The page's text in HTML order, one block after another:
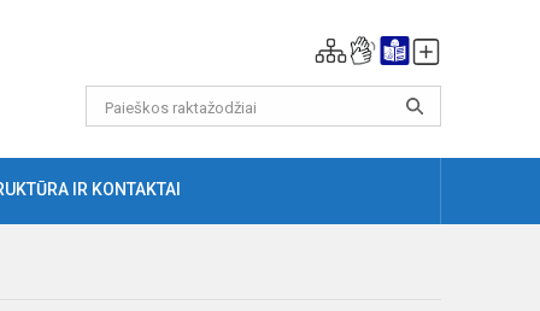
IR KONTAKTAI